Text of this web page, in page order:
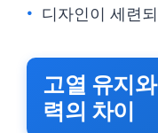
디자인이 세련
고열 유지
력의 차이